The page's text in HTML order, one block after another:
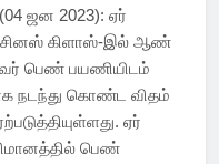
(04 ஜன 2023): ஏர்
கிளாஸ்-இல் ஆண்
பெண் பயணியிடம்
நடந்து கொண்ட விதம்
ஏர்
பெண்